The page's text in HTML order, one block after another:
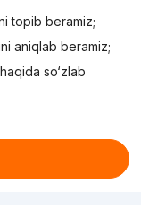
topib beramiz;
aniqlab beramiz;
so‘zlab